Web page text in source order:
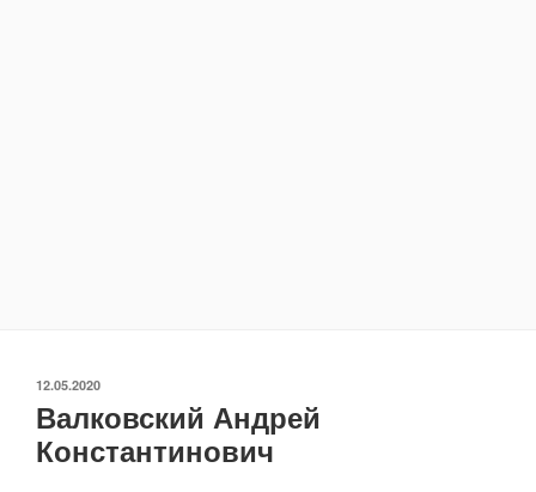
ОПУБЛИКОВАНО
12.05.2020
Валковский Андрей
Константинович